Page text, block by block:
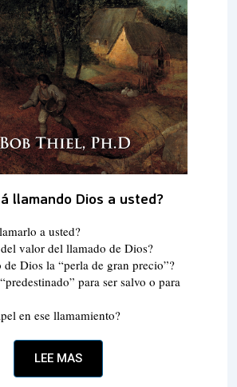
llamando Dios a usted?
a usted?
del valor del llamado de Dios?
de Dios la “perla de gran precio”?
para ser salvo o para
en ese llamamiento?
LEE MAS